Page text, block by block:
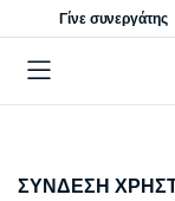
Γίνε συνεργάτης
ΣΥΝΔΕΣΗ